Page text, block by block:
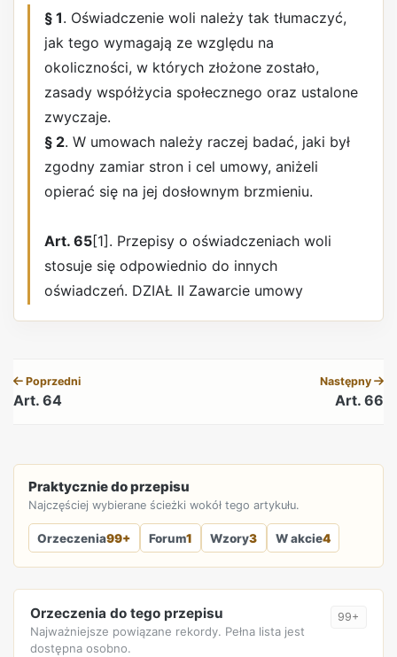
§ 1. Oświadczenie woli należy tak tłumaczyć,
jak tego wymagają ze względu na
okoliczności, w których złożone zostało,
zasady współżycia społecznego oraz ustalone
zwyczaje.
§ 2. W umowach należy raczej badać, jaki był
zgodny zamiar stron i cel umowy, aniżeli
opierać się na jej dosłownym brzmieniu.
Art. 65[1]. Przepisy o oświadczeniach woli
stosuje się odpowiednio do innych
oświadczeń. DZIAŁ II Zawarcie umowy
Poprzedni
Art. 64
Następny
Art. 66
Praktycznie do przepisu
Najczęściej wybierane ścieżki wokół tego artykułu.
Orzeczenia99+ Forum1 Wzory3 W akcie4
Orzeczenia do tego przepisu
Najważniejsze powiązane rekordy. Pełna lista jest
dostępna osobno.
99+